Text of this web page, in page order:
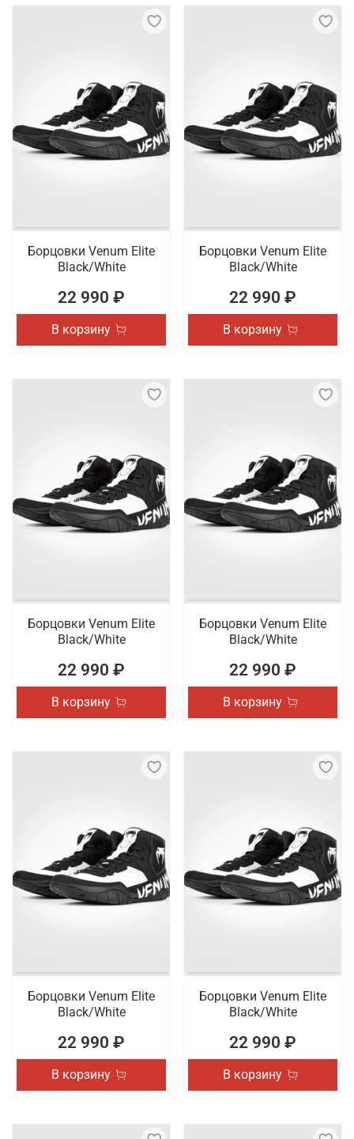
Борцовки Venum Elite
Black/White
22 990 ₽
В корзину
Борцовки Venum Elite
Black/White
22 990 ₽
В корзину
Борцовки Venum Elite
Black/White
22 990 ₽
В корзину
Борцовки Venum Elite
Black/White
22 990 ₽
В корзину
Борцовки Venum Elite
Black/White
22 990 ₽
В корзину
Борцовки Venum Elite
Black/White
22 990 ₽
В корзину